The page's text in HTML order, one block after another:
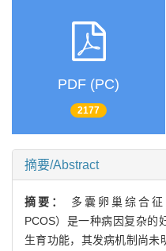
PDF (PC)
2177
摘要/Abstract
摘要： 多囊卵巢综合征
PCOS）是一种病因复杂的
生育功能，其发病机制尚未